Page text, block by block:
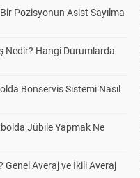
Pozisyonun Asist Sayılma
Nedir? Hangi Durumlarda
Bonservis Sistemi Nasıl
Jübile Yapmak Ne
Genel Averaj ve İkili Averaj